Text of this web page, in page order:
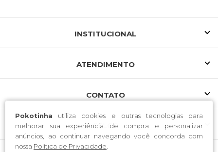
Pokotinha utiliza cookies e outras tecnologias para
melhorar sua experiência de compra e personalizar
anúncios, ao continuar navegando você concorda com
nossa Política de Privacidade.
INSTITUCIONAL
ATENDIMENTO
CONTATO
SELOS